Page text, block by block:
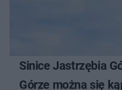
Sinice Jastrzębia
Górze można się